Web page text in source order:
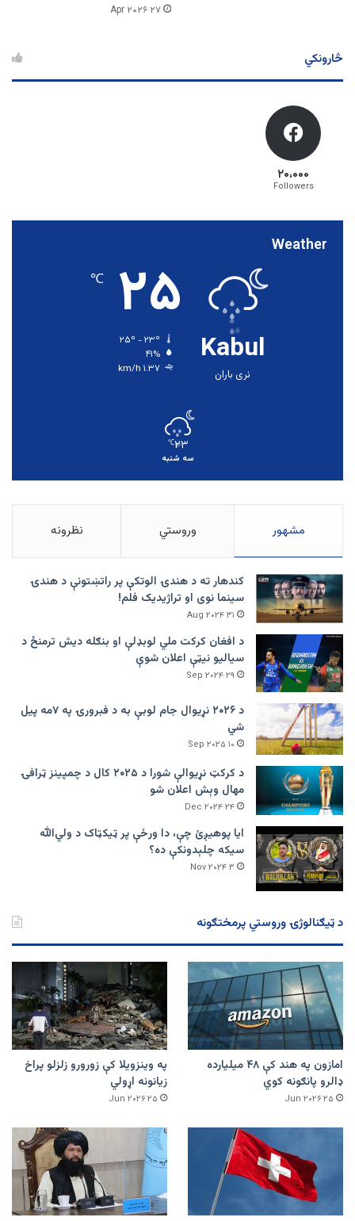
۲۷ Apr ۲۰۲۶
څارونکي
۲۰،۰۰۰
Followers
Weather
Kabul
نری باران
۲۵ ℃
۴۱%
۱.۳۷ km/h
۲۳℃
سه شنبه
مشهور وروستي نظرونه
کندهار ته د هندۍ الوتکې پر راتښتونې د هندۍ
سینما نوی او تراژيديک فلم!
۳۱ Aug ۲۰۲۴
د افغان کرکت ملي لوبډلې او بنګله دیش ترمنځ د
سیالیو نیټې اعلان شوې
۲۹ Sep ۲۰۲۴
د ۲۰۲۶ نړیوال جام لوبې به د فبرورۍ په ۷مه پیل
شي
۱۰ Sep ۲۰۲۵
د کرکټ نړیوالې شورا د ۲۰۲۵ کال د چمپینز ټرافۍ
مهال وېش اعلان شو
۲۴ Dec ۲۰۲۴
ایا پوهیږئ چې، دا ورځې پر ټيکټاک د ولي‌الله
سیکه چلېدونکې ده؟
۳ Nov ۲۰۲۴
د ټیګنالوژۍ وروستي پرمختګونه
امازون په هند کې ۴۸ میلیارده
ډالرو پانګونه کوي
۲۵ Jun ۲۰۲۶
په وینزویلا کې زورورو زلزلو پراخ
زیانونه اړولي
۲۵ Jun ۲۰۲۶